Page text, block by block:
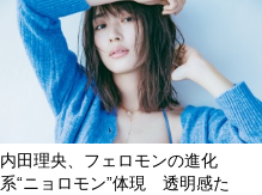
内田理央、フェロモンの進化
系“ニョロモン”体現 透明感た